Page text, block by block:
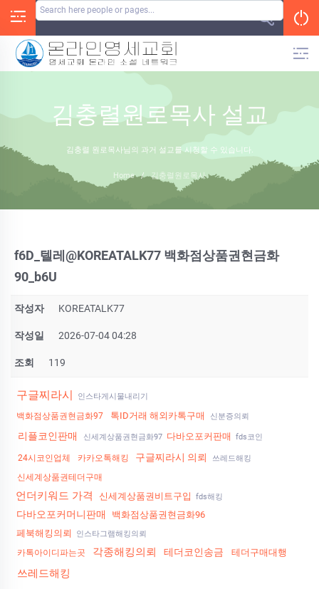
김충렬원로목사 설교
김충렬 원로목사님의 과거 설교를 시청할 수 있습니다.
Home / 김충렬원로목사
f6D_텔레@KOREATALK77 백화점상품권현금화
90_b6U
작성자 KOREATALK77
작성일 2026-07-04 04:28
조회 119
구글찌라시 인스타게시물내리기
백화점상품권현금화97 톡ID거래 해외카톡구매 신분증의뢰
리플코인판매 신세계상품권현금화97 다바오포커판매 fds코인
24시코인업체 카카오톡해킹 구글찌라시 의뢰 쓰레드해킹
신세계상품권테더구매
언더키워드 가격 신세계상품권비트구입 fds해킹
다바오포커머니판매
백화점상품권현금화96
페북해킹의뢰
인스타그램해킹의뢰
카톡아이디파는곳 각종해킹의뢰 테더코인송금 테더구매대행
쓰레드해킹